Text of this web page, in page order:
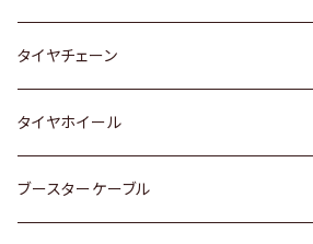
三菱
スバル
レクサス
マツダ
三菱
スバル
いすゞ
ダイハツ
マツダ
日産
ダイハツ
スバル
スズキ
日産
ダイハツ
スズキ
日産
ダイハツ
トヨタ
マツダ
タイヤチェーン
タイヤホイール
トヨタ
ブースターケーブル